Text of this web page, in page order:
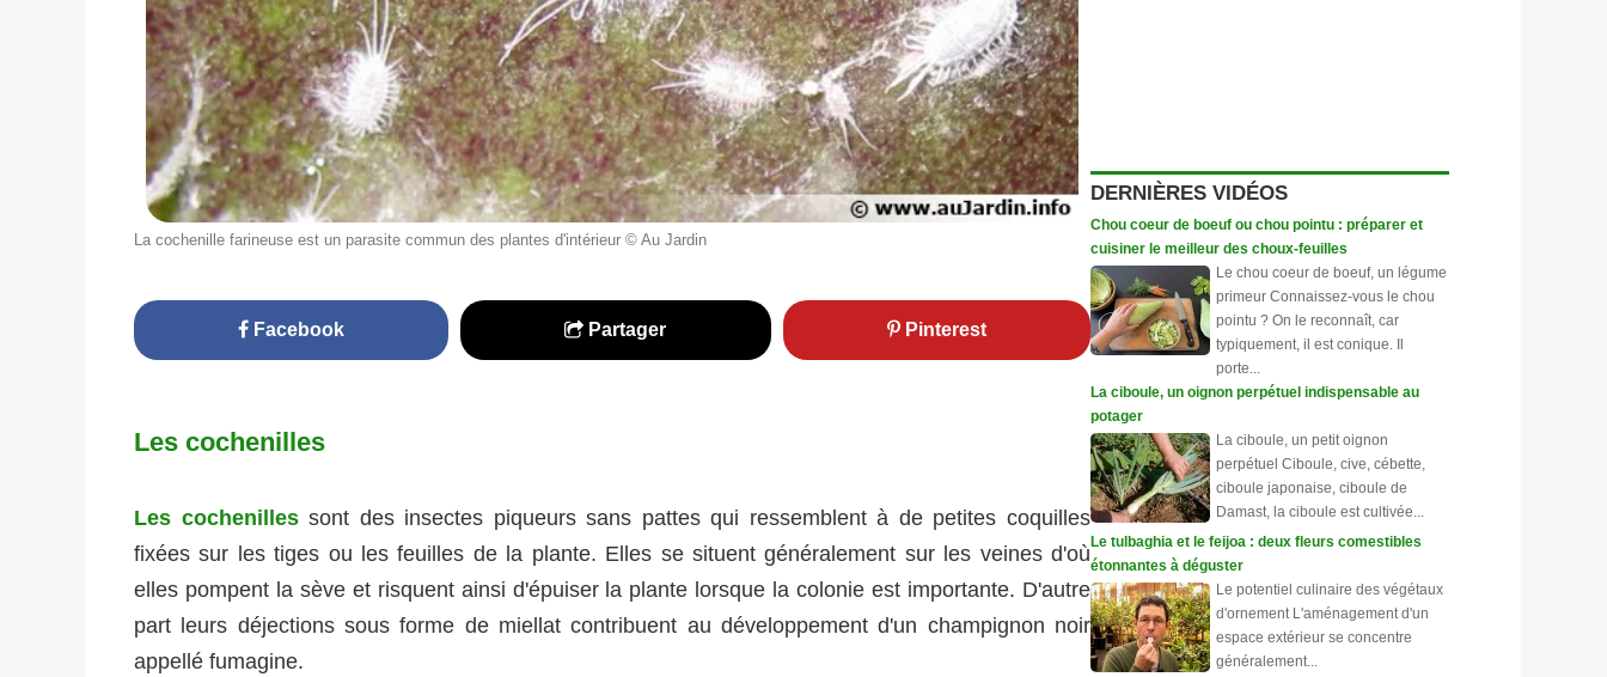
La cochenille farineuse est un parasite commun des plantes d'intérieur © Au Jardin
Facebook Partager Pinterest
Les cochenilles
Les cochenillessont des insectes piqueurs sans pattes qui ressemblent à de petites coquilles
fixées sur les tiges ou les feuilles de la plante. Elles se situent généralement sur les veines d'où
elles pompent la sève et risquent ainsi d'épuiser la plante lorsque la colonie est importante. D'autre
part leurs déjections sous forme de miellat contribuent au développement d'un champignon noir
appellé fumagine.
DERNIÈRES VIDÉOS
Chou coeur de boeuf ou chou pointu : préparer et
cuisiner le meilleur des choux-feuilles
Le chou coeur de boeuf, un légume
primeur Connaissez-vous le chou
pointu ? On le reconnaît, car
typiquement, il est conique. Il
porte...
La ciboule, un oignon perpétuel indispensable au
potager
La ciboule, un petit oignon
perpétuel Ciboule, cive, cébette,
ciboule japonaise, ciboule de
Damast, la ciboule est cultivée...
Le tulbaghia et le feijoa : deux fleurs comestibles
étonnantes à déguster
Le potentiel culinaire des végétaux
d'ornement L'aménagement d'un
espace extérieur se concentre
généralement...